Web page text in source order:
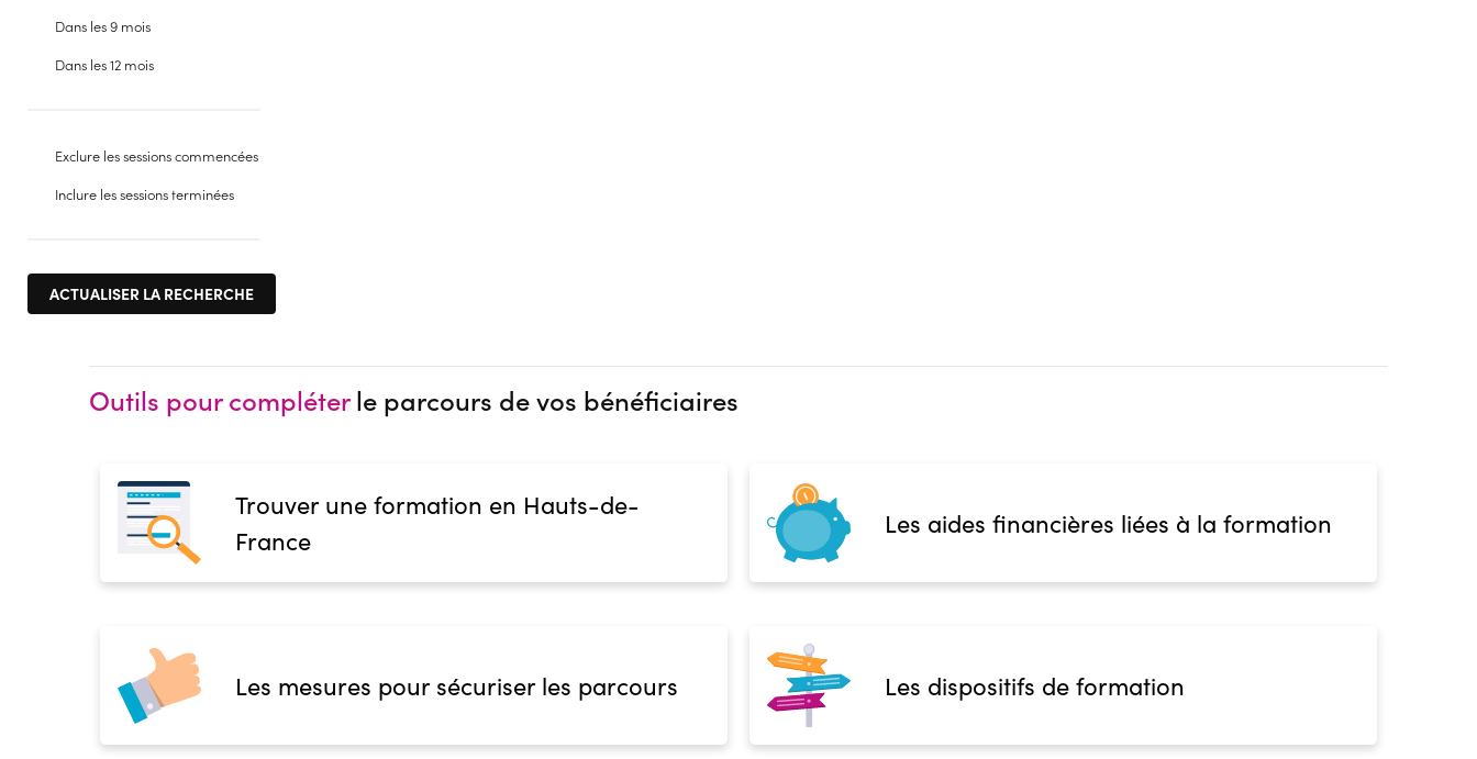
Dans les 9 mois
Dans les 12 mois
Exclure les sessions commencées
Inclure les sessions terminées
Outils pour compléterle parcours de vos bénéficiaires
Trouver une formation en Hauts-de-
France
Les aides financières liées à la formation
Les mesures pour sécuriser les parcours Les dispositifs de formation